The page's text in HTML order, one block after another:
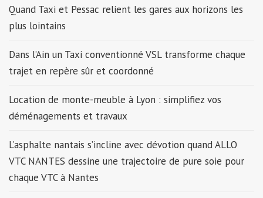
Quand Taxi et Pessac relient les gares aux horizons les
plus lointains
Dans l’Ain un Taxi conventionné VSL transforme chaque
trajet en repère sûr et coordonné
Location de monte-meuble à Lyon : simplifiez vos
déménagements et travaux
L’asphalte nantais s’incline avec dévotion quand ALLO
VTC NANTES dessine une trajectoire de pure soie pour
chaque VTC à Nantes